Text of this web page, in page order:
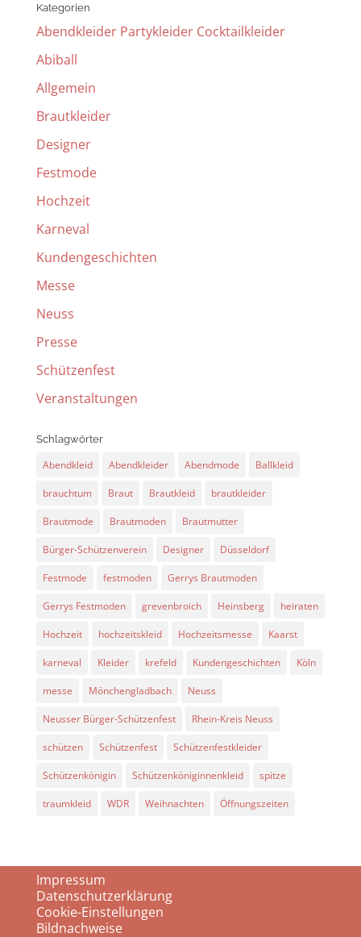
Kategorien
Abendkleider Partykleider Cocktailkleider
Abiball
Allgemein
Brautkleider
Designer
Festmode
Hochzeit
Karneval
Kundengeschichten
Messe
Neuss
Presse
Schützenfest
Veranstaltungen
Schlagwörter
Abendkleid Abendkleider Abendmode Ballkleid
brauchtum Braut Brautkleid brautkleider
Brautmode Brautmoden Brautmutter
Bürger-Schützenverein Designer Düsseldorf
Festmode festmoden Gerrys Brautmoden
Gerrys Festmoden grevenbroich Heinsberg heiraten
Hochzeit hochzeitskleid Hochzeitsmesse Kaarst
karneval Kleider krefeld Kundengeschichten Köln
messe Mönchengladbach Neuss
Neusser Bürger-Schützenfest Rhein-Kreis Neuss
schützen Schützenfest Schützenfestkleider
Schützenkönigin Schützenköniginnenkleid spitze
traumkleid WDR Weihnachten Öffnungszeiten
Impressum
Datenschutzerklärung
Cookie-Einstellungen
Bildnachweise